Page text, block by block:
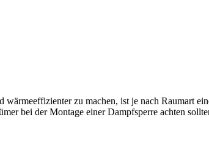
zu machen, ist je nach Raumart
bei der Montage einer Dampfsperre achten